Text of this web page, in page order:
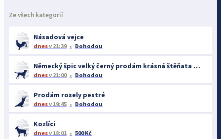
Ze všech kategorií
Násadová vejce
dnesv 21:39 Dohodou
Německý špic velký černý prodám krásná štěňata s PP - rarita
dnesv 21:00 Dohodou
Prodám rosely pestré
dnesv 19:45 Dohodou
Kozlíci
dnesv 18:01 500 Kč